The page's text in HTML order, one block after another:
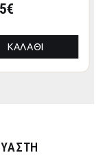
ΚΑΛΆΘΙ